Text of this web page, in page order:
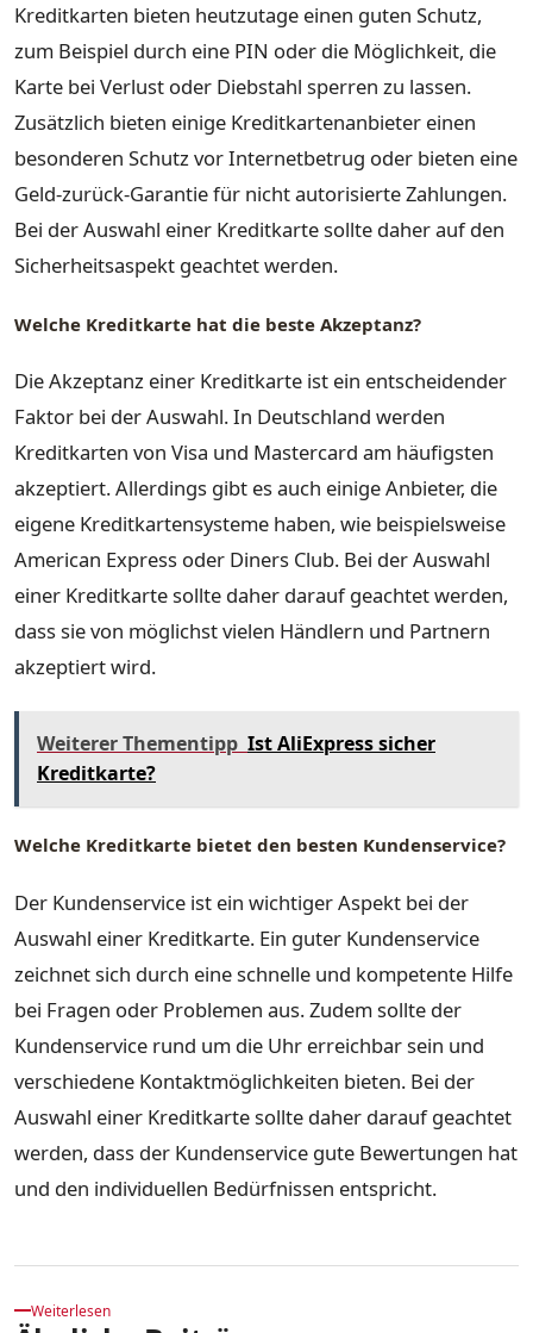
Kreditkarten bieten heutzutage einen guten Schutz,
zum Beispiel durch eine PIN oder die Möglichkeit, die
Karte bei Verlust oder Diebstahl sperren zu lassen.
Zusätzlich bieten einige Kreditkartenanbieter einen
besonderen Schutz vor Internetbetrug oder bieten eine
Geld-zurück-Garantie für nicht autorisierte Zahlungen.
Bei der Auswahl einer Kreditkarte sollte daher auf den
Sicherheitsaspekt geachtet werden.
Welche Kreditkarte hat die beste Akzeptanz?
Die Akzeptanz einer Kreditkarte ist ein entscheidender
Faktor bei der Auswahl. In Deutschland werden
Kreditkarten von Visa und Mastercard am häufigsten
akzeptiert. Allerdings gibt es auch einige Anbieter, die
eigene Kreditkartensysteme haben, wie beispielsweise
American Express oder Diners Club. Bei der Auswahl
einer Kreditkarte sollte daher darauf geachtet werden,
dass sie von möglichst vielen Händlern und Partnern
akzeptiert wird.
Weiterer Thementipp Ist AliExpress sicher
Kreditkarte?
Welche Kreditkarte bietet den besten Kundenservice?
Der Kundenservice ist ein wichtiger Aspekt bei der
Auswahl einer Kreditkarte. Ein guter Kundenservice
zeichnet sich durch eine schnelle und kompetente Hilfe
bei Fragen oder Problemen aus. Zudem sollte der
Kundenservice rund um die Uhr erreichbar sein und
verschiedene Kontaktmöglichkeiten bieten. Bei der
Auswahl einer Kreditkarte sollte daher darauf geachtet
werden, dass der Kundenservice gute Bewertungen hat
und den individuellen Bedürfnissen entspricht.
Weiterlesen